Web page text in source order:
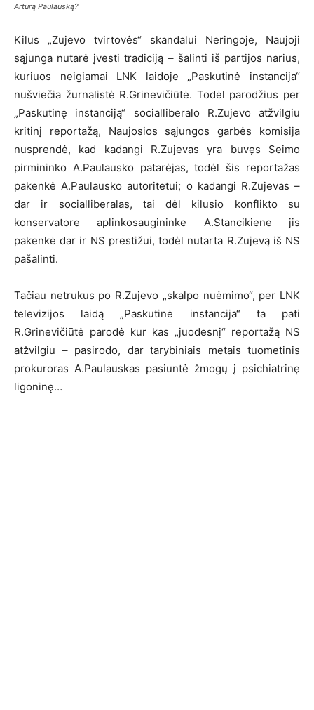
Artūrą Paulauską?
Kilus „Zujevo tvirtovės“ skandalui Neringoje, Naujoji
sąjunga nutarė įvesti tradiciją – šalinti iš partijos narius,
kuriuos neigiamai LNK laidoje „Paskutinė instancija“
nušviečia žurnalistė R.Grinevičiūtė. Todėl parodžius per
„Paskutinę instanciją“ socialliberalo R.Zujevo atžvilgiu
kritinį reportažą, Naujosios sąjungos garbės komisija
nusprendė, kad kadangi R.Zujevas yra buvęs Seimo
pirmininko A.Paulausko patarėjas, todėl šis reportažas
pakenkė A.Paulausko autoritetui; o kadangi R.Zujevas –
dar ir socialliberalas, tai dėl kilusio konflikto su
konservatore aplinkosaugininke A.Stancikiene jis
pakenkė dar ir NS prestižui, todėl nutarta R.Zujevą iš NS
pašalinti.
Tačiau netrukus po R.Zujevo „skalpo nuėmimo“, per LNK
televizijos laidą „Paskutinė instancija“ ta pati
R.Grinevičiūtė parodė kur kas „juodesnį“ reportažą NS
atžvilgiu – pasirodo, dar tarybiniais metais tuometinis
prokuroras A.Paulauskas pasiuntė žmogų į psichiatrinę
ligoninę…